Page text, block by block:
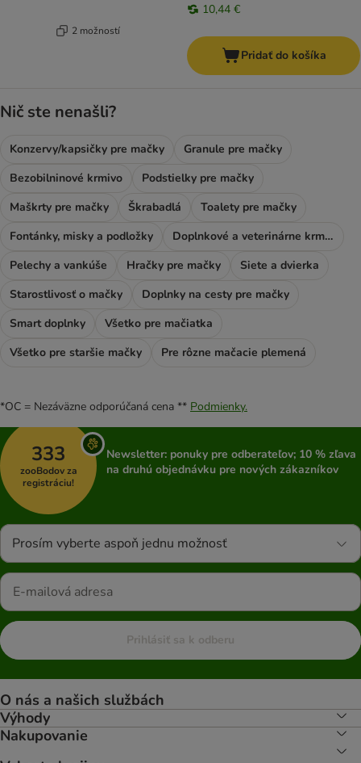
2 možností
10,44 €
Pridať do košíka
Nič ste nenašli?
Konzervy/kapsičky pre mačky
Granule pre mačky
Bezobilninové krmivo
Podstielky pre mačky
Maškrty pre mačky
Škrabadlá
Toalety pre mačky
Fontánky, misky a podložky
Doplnkové a veterinárne krmivo
Pelechy a vankúše
Hračky pre mačky
Siete a dvierka
Starostlivosť o mačky
Doplnky na cesty pre mačky
Smart doplnky
Všetko pre mačiatka
Všetko pre staršie mačky
Pre rôzne mačacie plemená
*OC = Nezáväzne odporúčaná cena ** Podmienky.
333
zooBodov za
registráciu!
Newsletter: ponuky pre odberateľov; 10 % zľava
na druhú objednávku pre nových zákazníkov
Prosím vyberte aspoň jednu možnosť
Prihlásiť sa k odberu
O nás a našich službách
Výhody
Nakupovanie